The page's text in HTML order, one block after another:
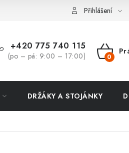
Vrácení zboží a reklamace Přihlášení
+420 775 740 115
(po – pá: 9:00 – 17:00)
DRŽÁKY A STOJÁNKY